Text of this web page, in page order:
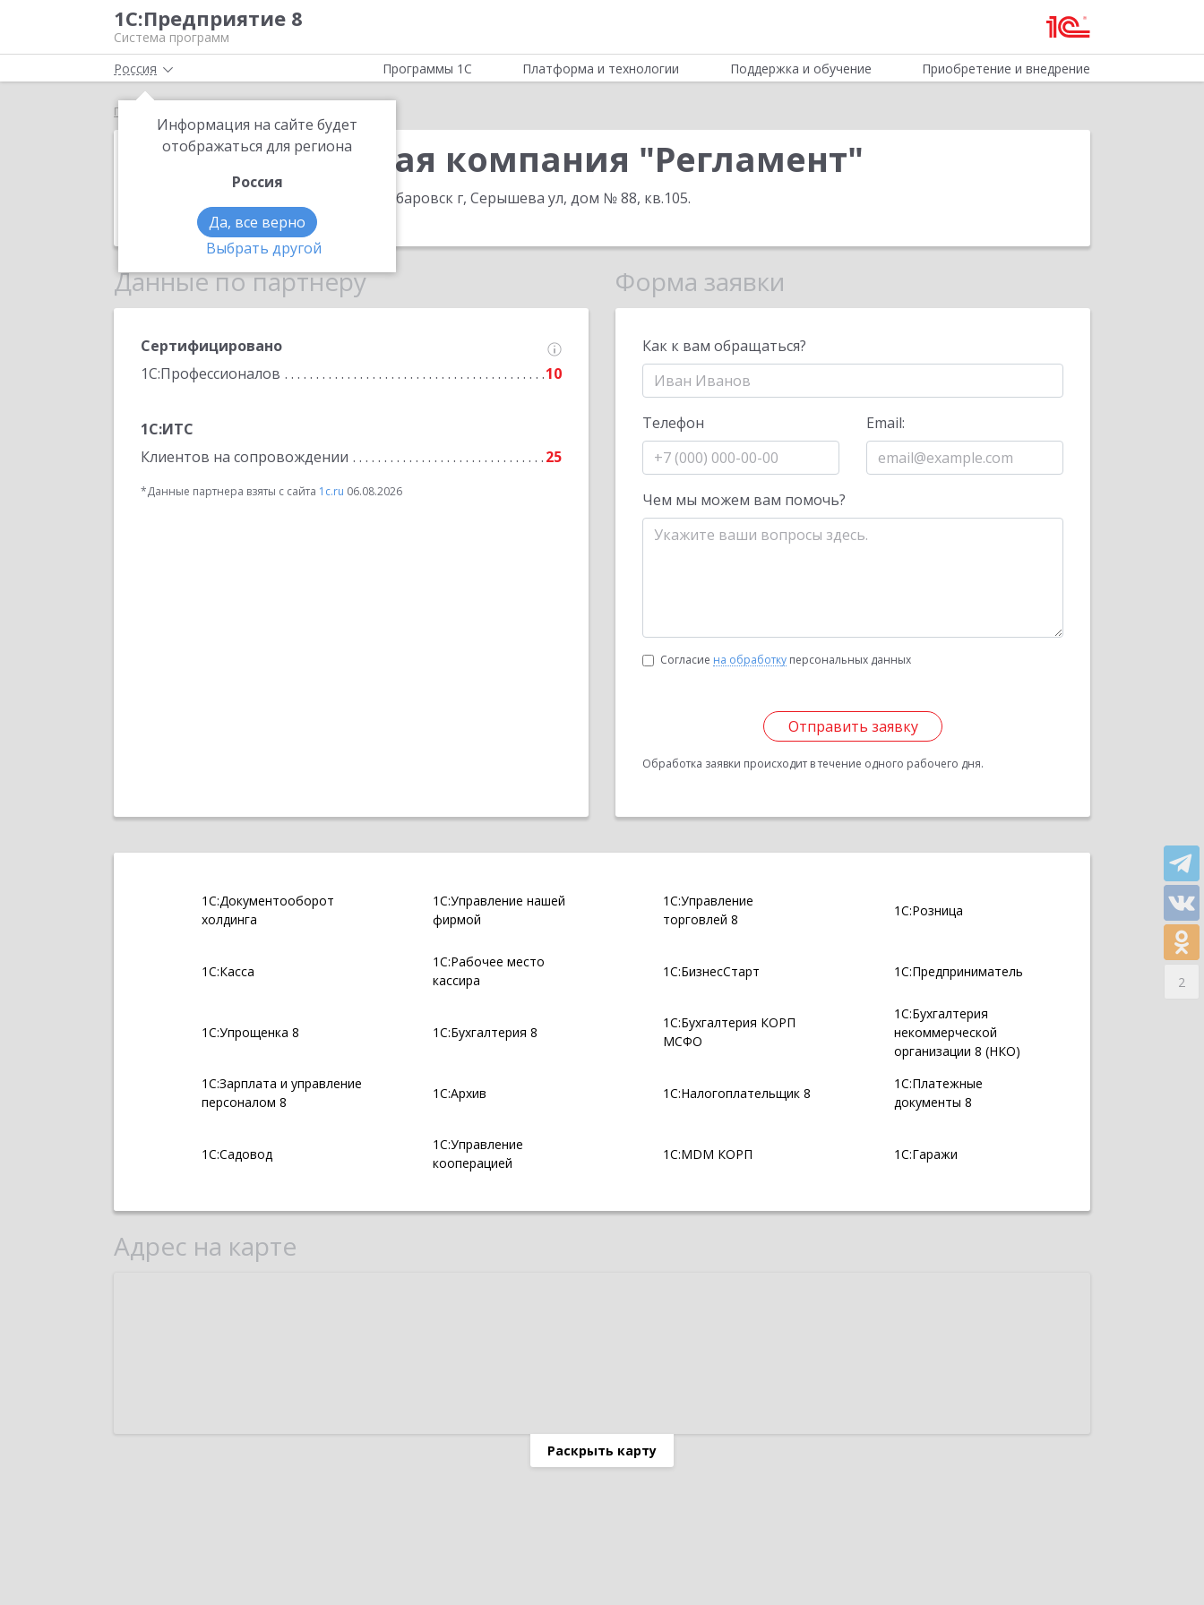
1С:Предприятие 8
Система программ
Россия
Информация на сайте будет
отображаться для региона
Россия
Да, все верно
Выбрать другой
Программы 1С Платформа и технологии Поддержка и обучение Приобретение и внедрение
Главная
Консалтинговая компания "Регламент"
680021, Хабаровский край, Хабаровск г, Серышева ул, дом № 88, кв.105.
Телефон: (924) 108-2640
Данные по партнеру
Сертифицировано
1С:Профессионалов
10
1С:ИТС
Клиентов на сопровождении
25
*Данные партнера взяты с сайта 1c.ru 06.08.2026
Форма заявки
Как к вам обращаться?
Телефон Email:
Чем мы можем вам помочь?
Согласие на обработку персональных данных
Отправить заявку
Обработка заявки происходит в течение одного рабочего дня.
1С:Документооборот
холдинга
1С:Управление нашей
фирмой
1С:Управление
торговлей 8
1С:Розница
1С:Касса
1С:Рабочее место
кассира
1С:БизнесСтарт 1С:Предприниматель
1С:Упрощенка 8 1С:Бухгалтерия 8
1С:Бухгалтерия КОРП
МСФО
1С:Бухгалтерия
некоммерческой
организации 8 (НКО)
1С:Зарплата и управление
персоналом 8
1С:Архив 1С:Налогоплательщик 8
1С:Платежные
документы 8
1С:Садовод
1С:Управление
кооперацией
1С:MDM КОРП 1С:Гаражи
Адрес на карте
Раскрыть карту
2